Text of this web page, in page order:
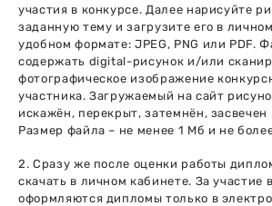
участия в конкурсе. Далее нарисуйте
заданную тему и загрузите его в
удобном формате: JPEG, PNG или PDF.
содержать digital-рисунок и/или
фотографическое изображение
участника. Загружаемый на сайт
искажён, перекрыт, затемнён,
Размер файла – не менее 1 Мб и не
2. Сразу же после оценки работы
скачать в личном кабинете. За участие
оформляются дипломы только в